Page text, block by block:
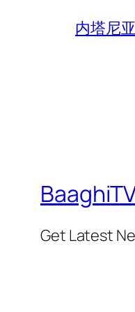
内塔尼
Get Latest